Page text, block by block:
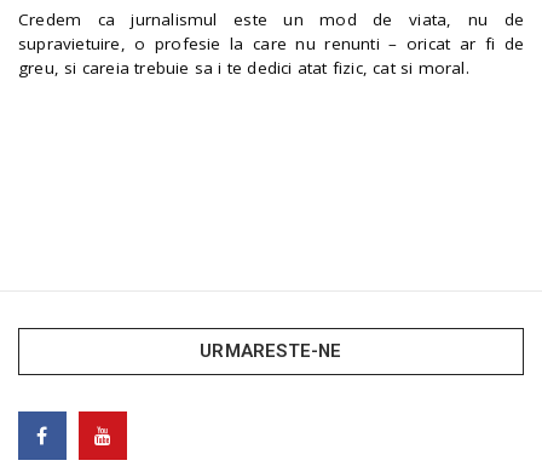
Credem ca jurnalismul este un mod de viata, nu de
supravietuire, o profesie la care nu renunti – oricat ar fi de
greu, si careia trebuie sa i te dedici atat fizic, cat si moral.
URMARESTE-NE